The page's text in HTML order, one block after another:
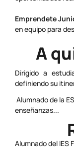
Emprendete
en equipo para
A
Dirigido a
definiendo su
Alumnado de la
enseñanzas...
Alumnado del IES